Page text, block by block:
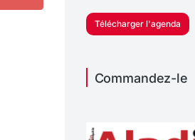
Télécharger l'agenda
Commandez-